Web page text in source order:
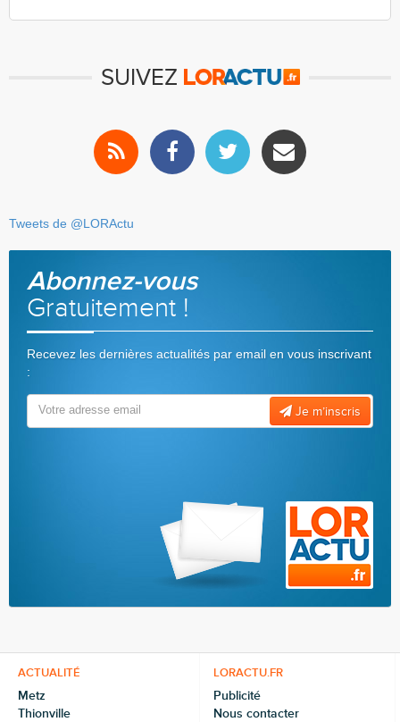
SUIVEZ
Tweets de @LORActu
Abonnez-vous
Gratuitement !
Recevez les dernières actualités par email en vous inscrivant
:
Je m’inscris
ACTUALITÉ
Metz
Thionville
LORACTU.FR
Publicité
Nous contacter